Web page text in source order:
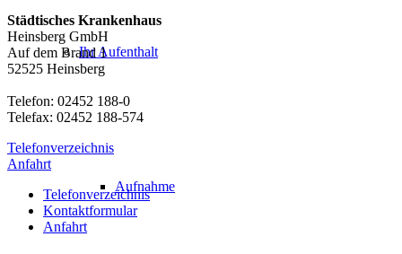
Ihr Aufenthalt
Aufnahme
Städtisches Krankenhaus
Heinsberg GmbH
Auf dem Brand 1
52525 Heinsberg
Telefon: 02452 188-0
Telefax: 02452 188-574
Telefonverzeichnis
Anfahrt
Telefonverzeichnis
Kontaktformular
Anfahrt